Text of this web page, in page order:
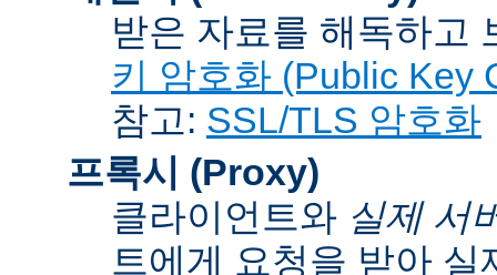
받은 자료를 해독하고
키 암호화 (Public Key
참고: SSL/TLS 암호화
프록시 (Proxy)
클라이언트와 실제 서
트에게 요청을 받아